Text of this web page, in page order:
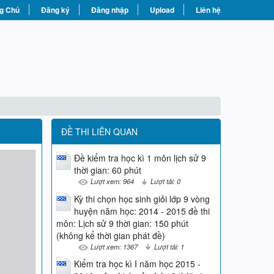
Chủ Đăng ký Đăng nhập Upload Liên hệ
ĐỀ THI LIÊN QUAN
Đề kiểm tra học kì 1 môn lịch sử 9
thời gian: 60 phút
Lượt xem: 964 Lượt tải: 0
Kỳ thi chọn học sinh giỏi lớp 9 vòng
huyện năm học: 2014 - 2015 đề thi
môn: Lịch sử 9 thời gian: 150 phút
(không kể thời gian phát đề)
Lượt xem: 1367 Lượt tải: 1
Kiểm tra học kì I năm học 2015 -